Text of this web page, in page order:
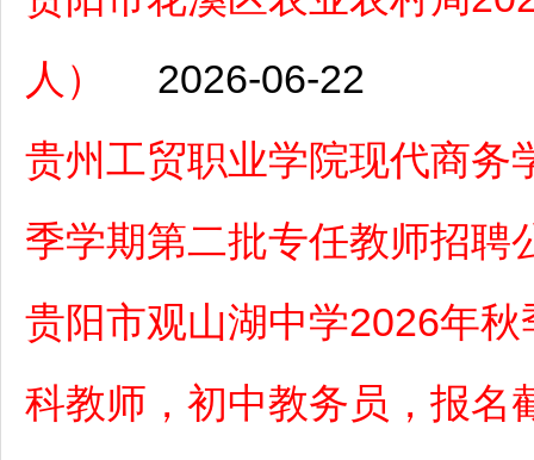
人）
2026-06-22
贵州工贸职业学院现代商务
季学期第二批专任教师招聘
贵阳市观山湖中学2026年
科教师，初中教务员，报名